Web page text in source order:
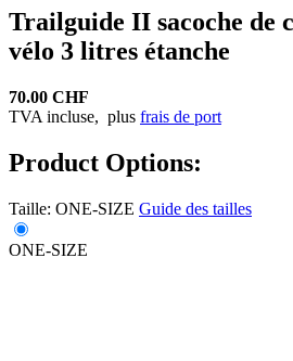
Trailguide II sacoche de
vélo 3 litres étanche
70.00 CHF
TVA incluse, plus frais de port
Product Options:
Taille: ONE-SIZE Guide des tailles
ONE-SIZE